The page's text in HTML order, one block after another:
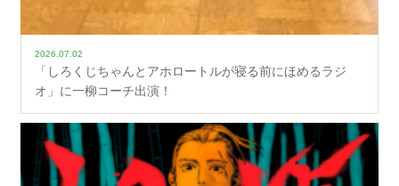
2026.07.02
「しろくじちゃんとアホロートルが寝る前にほめるラジ
オ」に一柳コーチ出演！